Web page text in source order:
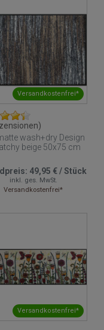
Versandkostenfrei*
wash+dry Design
beige 50x75 cm
49,95 €/Stück
inkl. ges. MwSt.
Versandkostenfrei*
Versandkostenfrei*